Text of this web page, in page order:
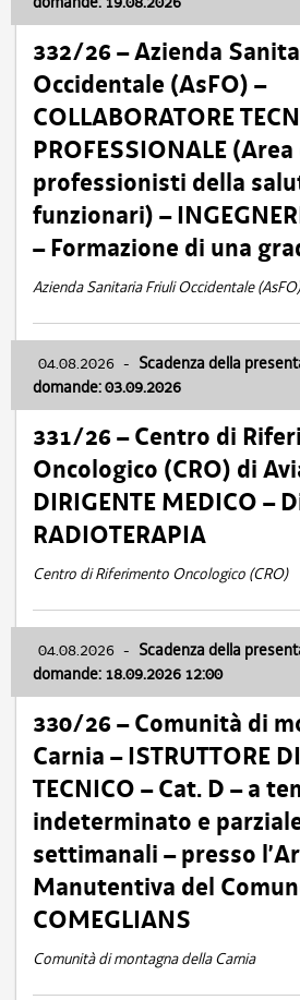
332/26 – Azienda
Occidentale (AsFO) –
COLLABORATORE
PROFESSIONALE
professionisti della
funzionari) –
– Formazione di una
Azienda Sanitaria Friuli Occidentale (AsFO)
04.08.2026 - Scadenza della
domande: 03.09.2026
331/26 – Centro di
Oncologico (CRO) di
DIRIGENTE MEDICO –
RADIOTERAPIA
Centro di Riferimento Oncologico (CRO)
04.08.2026 - Scadenza della
domande: 18.09.2026 12:00
330/26 – Comunità di
Carnia – ISTRUTTORE
TECNICO – Cat. D – a
indeterminato e
settimanali – presso
Manutentiva del
COMEGLIANS
Comunità di montagna della Carnia